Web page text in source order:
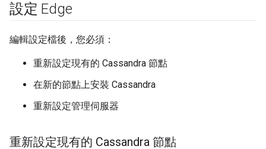
設定 Edge
編輯設定檔後，您必須：
重新設定現有的 Cassandra 節點
在新的節點上安裝 Cassandra
重新設定管理伺服器
重新設定現有的 Cassandra 節點